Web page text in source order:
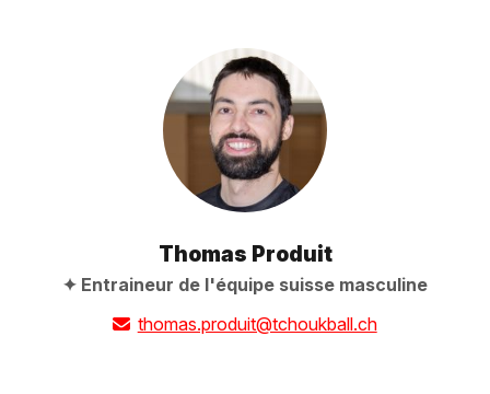
Thomas Produit
Entraineur de l'équipe suisse masculine
thomas.produit@tchoukball.ch